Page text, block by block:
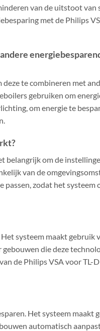
van de uitstoot van
met de Philips
te combineren met
gebruiken om
om energie te
belangrijk om de
van de
zodat het systeem
systeem maakt gebruik
die deze
de Philips VSA voor TL-
Het systeem maakt
automatisch